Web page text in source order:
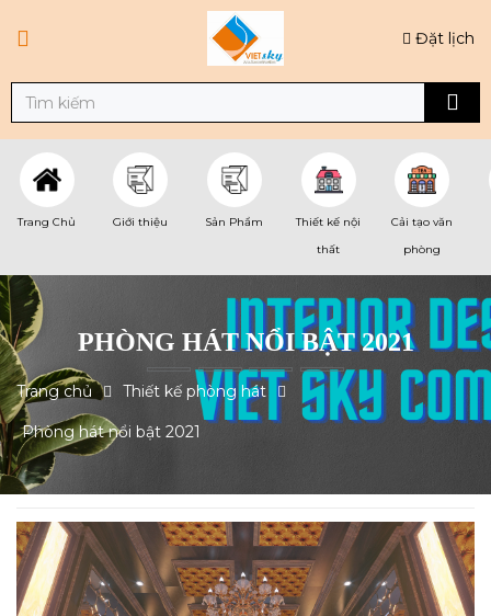
Đặt lịch
Trang Chủ Giới thiệu Sản Phẩm
Thiết kế nội
thất
Cải tạo văn
phòng
PHÒNG HÁT NỔI BẬT 2021
Trang chủ Thiết kế phòng hát
Phòng hát nổi bật 2021